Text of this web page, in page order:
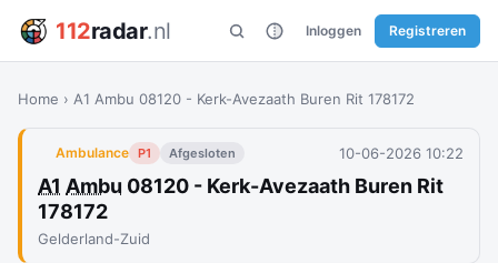
112radar.nl Inloggen Registreren
Home › A1 Ambu 08120 - Kerk-Avezaath Buren Rit 178172
Ambulance P1 Afgesloten 10-06-2026 10:22
A1 Ambu 08120 - Kerk-Avezaath Buren Rit
178172
Gelderland-Zuid